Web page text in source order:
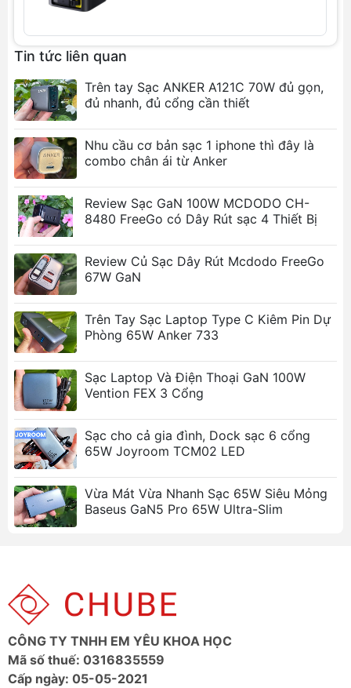
giảm nhiệt độ, thiết kế nhỏ gọn.
so với sạc Apple 96W.
Tương thích rộng rãi:
PPS, sạc nhanh cho iPhone, iPad, MacBook,
laptop USB-C và nhiều thiết bị khác.
Hình ảnh sản phẩm
Tin tức liên quan
Trên tay Sạc ANKER A121C 70W đủ gọn,
đủ nhanh, đủ cổng cần thiết
Nhu cầu cơ bản sạc 1 iphone thì đây là
combo chân ái từ Anker
Review Sạc GaN 100W MCDODO CH-
8480 FreeGo có Dây Rút sạc 4 Thiết Bị
Review Củ Sạc Dây Rút Mcdodo FreeGo
67W GaN
Trên Tay Sạc Laptop Type C Kiêm Pin Dự
Phòng 65W Anker 733
Sạc Laptop Và Điện Thoại GaN 100W
Vention FEX 3 Cổng
Sạc cho cả gia đình, Dock sạc 6 cổng
65W Joyroom TCM02 LED
Vừa Mát Vừa Nhanh Sạc 65W Siêu Mỏng
Baseus GaN5 Pro 65W Ultra-Slim
CÔNG TY TNHH EM YÊU KHOA HỌC
Mã số thuế: 0316835559
Cấp ngày: 05-05-2021